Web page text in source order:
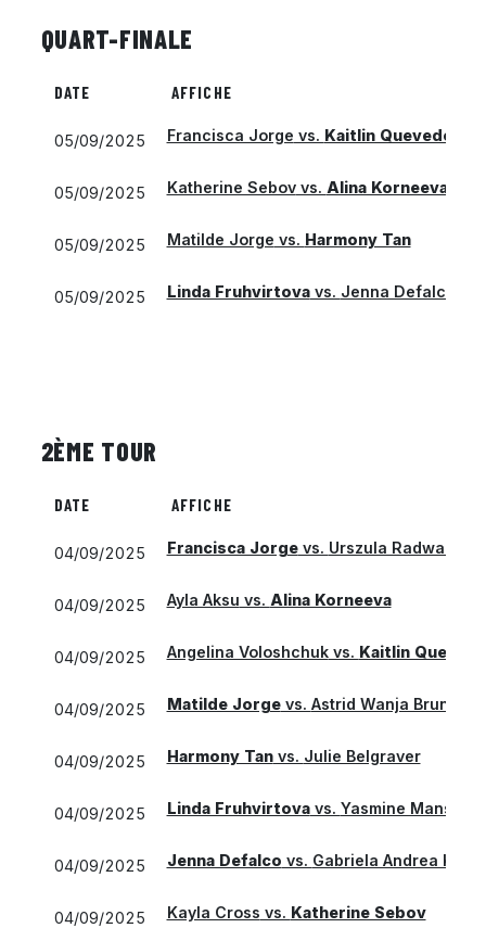
QUART-FINALE
DATE AFFICHE
05/09/2025 Francisca Jorge vs. Kaitlin Quevedo
05/09/2025 Katherine Sebovvs. Alina Korneeva
05/09/2025 Matilde Jorge vs. Harmony Tan
05/09/2025 Linda Fruhvirtovavs. Jenna Defalco
2ÈME TOUR
DATE AFFICHE
04/09/2025 Francisca Jorgevs. Urszula Radwanska
04/09/2025 Ayla Aksu vs. Alina Korneeva
04/09/2025 Angelina Voloshchukvs. Kaitlin
04/09/2025 Matilde Jorgevs. Astrid Wanja Brune
04/09/2025 Harmony Tanvs. Julie Belgraver
04/09/2025 Linda Fruhvirtovavs. Yasmine Mansouri
04/09/2025 Jenna Defalco vs. Gabriela Andrea
04/09/2025 Kayla Cross vs. Katherine Sebov